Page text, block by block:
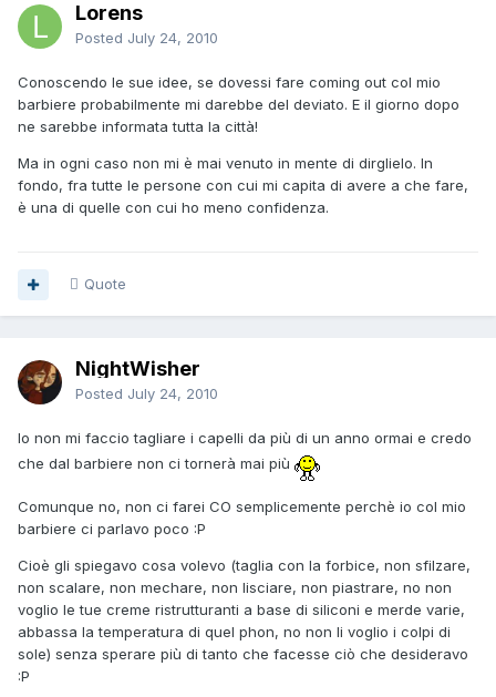
Lorens
Posted July 24, 2010
Conoscendo le sue idee, se dovessi fare coming out col mio
barbiere probabilmente mi darebbe del deviato. E il giorno dopo
ne sarebbe informata tutta la città!
Ma in ogni caso non mi è mai venuto in mente di dirglielo. In
fondo, fra tutte le persone con cui mi capita di avere a che fare,
è una di quelle con cui ho meno confidenza.
Quote
NightWisher
Posted July 24, 2010
Io non mi faccio tagliare i capelli da più di un anno ormai e credo
che dal barbiere non ci tornerà mai più
Comunque no, non ci farei CO semplicemente perchè io col mio
barbiere ci parlavo poco :P
Cioè gli spiegavo cosa volevo (taglia con la forbice, non sfilzare,
non scalare, non mechare, non lisciare, non piastrare, no non
voglio le tue creme ristrutturanti a base di siliconi e merde varie,
abbassa la temperatura di quel phon, no non li voglio i colpi di
sole) senza sperare più di tanto che facesse ciò che desideravo
:P